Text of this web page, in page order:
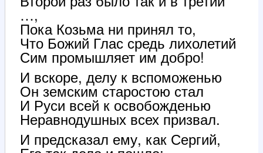
…,
Пока Козьма ни принял то,
Что Божий Глас средь лихолетий
Сим промышляет им добро!
И вскоре, делу к вспоможенью
Он земским старостою стал
И Руси всей к освобожденью
Неравнодушных всех призвал.
И предсказал ему, как Сергий,